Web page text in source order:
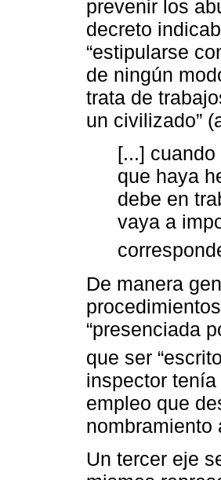
prevenir los
decreto
“estipularse
de ningún
trata de
un civilizado”
[...]
que haya
debe en
vaya a
De manera
“presenciada
que ser
inspector
empleo que
nombramiento
Un tercer eje